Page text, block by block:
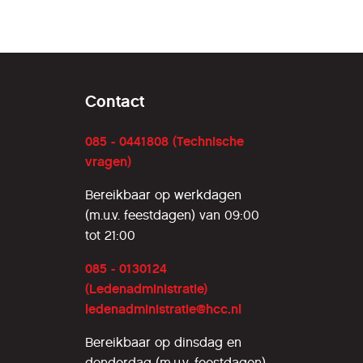
Contact
085 - 0441808 (Technische
vragen)
Bereikbaar op werkdagen
(m.u.v. feestdagen) van 09:00
tot 21:00
085 - 0130124
(Ledenadministratie)
ledenadministratie@hcc.nl
Bereikbaar op dinsdag en